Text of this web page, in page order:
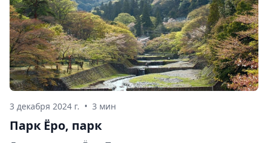
3 декабря 2024 г. • 3 мин
Парк Ёро, парк